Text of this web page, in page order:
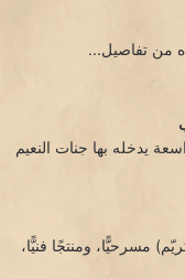
من تفاصيل...
يدخله بها جنات النعيم
مسرحيًّا، ومنتجًا فنيًّا،